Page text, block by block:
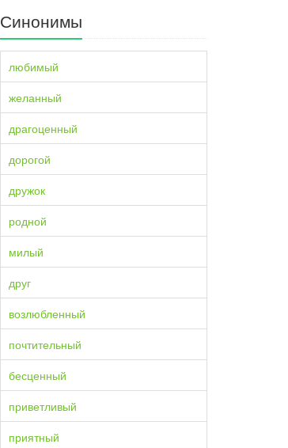
Синонимы
любимый
желанный
драгоценный
дорогой
дружок
родной
милый
друг
возлюбленный
почтительный
бесценный
приветливый
приятный